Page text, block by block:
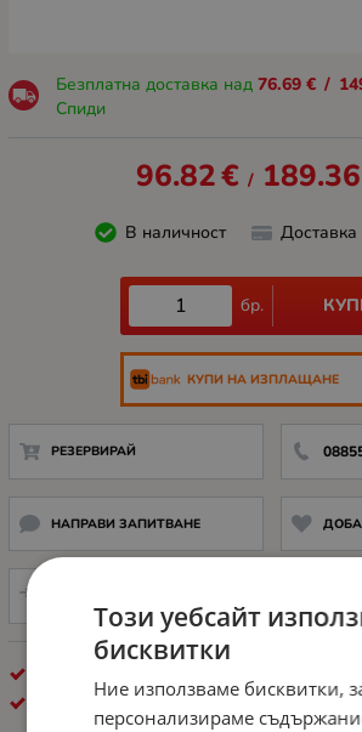
Безплатна доставка над 76.69 € /
Спиди
96.82€ / 189.36
В наличност
бр.
КУПИ НА ИЗПЛАЩАНЕ
РЕЗЕРВИРАЙ
НАПРАВИ ЗАПИТВАНЕ
Този уебсайт
бисквитки
Ние използваме бисквитки,
персонализираме